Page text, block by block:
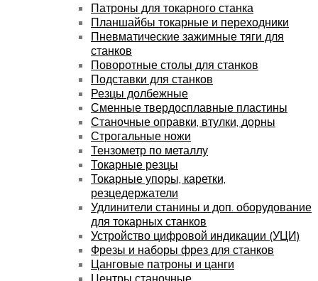
Патроны для токарного станка
Планшайбы токарные и переходники
Пневматические зажимные тяги для
станков
Поворотные столы для станков
Подставки для станков
Резцы долбежные
Сменные твердосплавные пластины
Станочные оправки, втулки, дорны
Строгальные ножи
Тензометр по металлу
Токарные резцы
Токарные упоры, каретки,
резцедержатели
Удлинители станины и доп. оборудование
для токарных станков
Устройство цифровой индикации (УЦИ)
Фрезы и наборы фрез для станков
Цанговые патроны и цанги
Центры станочные